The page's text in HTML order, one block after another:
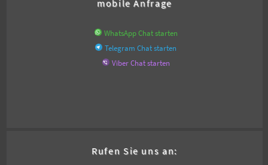
mobile Anfrage
WhatsApp Chat starten
Telegram Chat starten
Viber Chat starten
Rufen Sie uns an: